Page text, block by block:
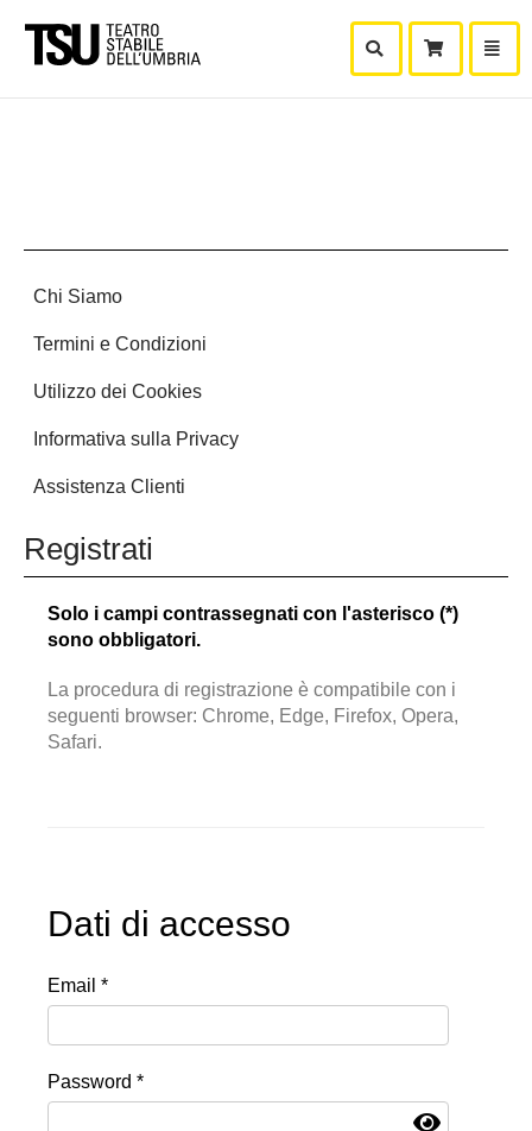
Mostra Ricerca
Chi Siamo
Termini e Condizioni
Utilizzo dei Cookies
Informativa sulla Privacy
Assistenza Clienti
Registrati
Solo i campi contrassegnati con l'asterisco (*)
sono obbligatori.
La procedura di registrazione è compatibile con i
seguenti browser: Chrome, Edge, Firefox, Opera,
Safari.
Dati di accesso
Email *
Password *